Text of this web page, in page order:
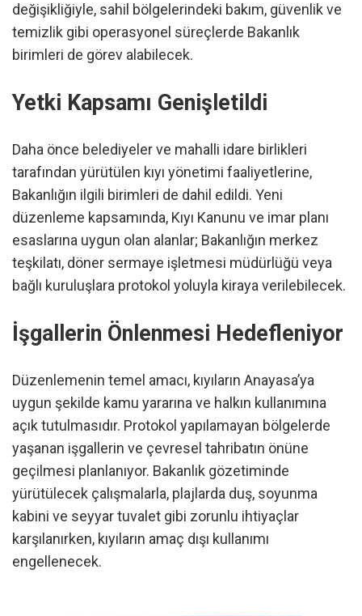
değişikliğiyle, sahil bölgelerindeki bakım, güvenlik ve
temizlik gibi operasyonel süreçlerde Bakanlık
birimleri de görev alabilecek.
Yetki Kapsamı Genişletildi
Daha önce belediyeler ve mahalli idare birlikleri
tarafından yürütülen kıyı yönetimi faaliyetlerine,
Bakanlığın ilgili birimleri de dahil edildi. Yeni
düzenleme kapsamında, Kıyı Kanunu ve imar planı
esaslarına uygun olan alanlar; Bakanlığın merkez
teşkilatı, döner sermaye işletmesi müdürlüğü veya
bağlı kuruluşlara protokol yoluyla kiraya verilebilecek.
İşgallerin Önlenmesi Hedefleniyor
Düzenlemenin temel amacı, kıyıların Anayasa’ya
uygun şekilde kamu yararına ve halkın kullanımına
açık tutulmasıdır. Protokol yapılamayan bölgelerde
yaşanan işgallerin ve çevresel tahribatın önüne
geçilmesi planlanıyor. Bakanlık gözetiminde
yürütülecek çalışmalarla, plajlarda duş, soyunma
kabini ve seyyar tuvalet gibi zorunlu ihtiyaçlar
karşılanırken, kıyıların amaç dışı kullanımı
engellenecek.